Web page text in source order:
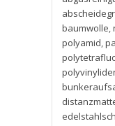
baumwolle,
polyamid,pa